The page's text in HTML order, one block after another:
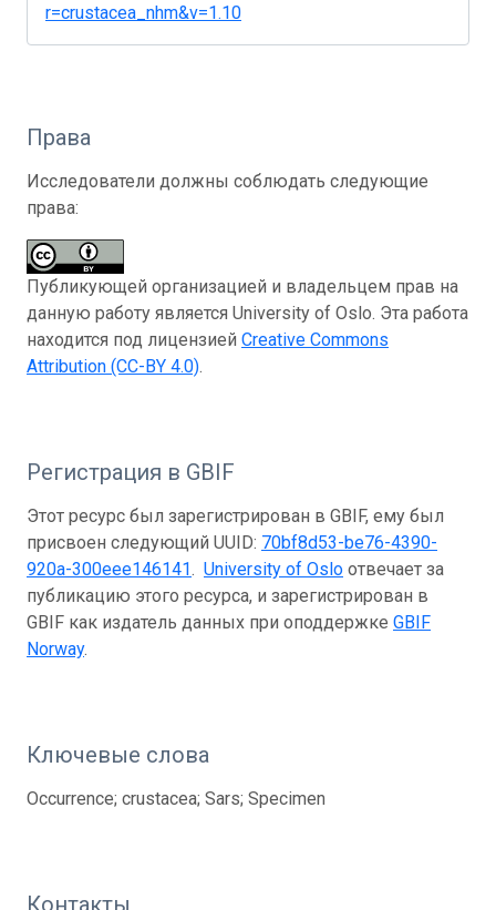
r=crustacea_nhm&v=1.10
Права
Исследователи должны соблюдать следующие
права:
Публикующей организацией и владельцем прав на
данную работу является University of Oslo. Эта работа
находится под лицензией Creative Commons
Attribution (CC-BY 4.0).
Регистрация в GBIF
Этот ресурс был зарегистрирован в GBIF, ему был
присвоен следующий UUID: 70bf8d53-be76-4390-
920a-300eee146141. University of Oslo отвечает за
публикацию этого ресурса, и зарегистрирован в
GBIF как издатель данных при оподдержке GBIF
Norway.
Ключевые слова
Occurrence; crustacea; Sars; Specimen
Контакты